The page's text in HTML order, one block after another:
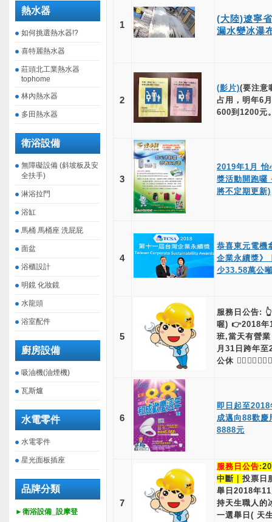
熱水器
如何挑選熱水器!?
喜特麗熱水器
莊頭北工業熱水器
tophome
林內熱水器
多田熱水器
衛浴設備
無障礙設備 (斜坡板及安
全扶手)
淋浴拉門
浴缸
馬桶 馬桶座 洗屁屁
面盆
浴櫃設計
明鏡 化妝鏡
水龍頭
浴室配件
廚房設備
吸油機(油煙機)
瓦斯爐
水電零件
水電零件
星光面板插座
品牌分類
►衛浴設備_設摩登
1
(大陸)遼寧
漏水變冰瀑
2
(影片)(要注意
占用，明年6
600到1200元
3
2019年1月 怡
獎活動開跑囉
將不定期更新)
4
恭喜東元電機
企業永續獎》
少33.58萬公
5
服務日公告:
喔) 👉2018年
班,當天有營
月31日跨年
公休
6
即日起至
成邁向88歡慶
8888元
7
服務日公告:
中斷｜ 投票日
舉日2018年
持天生職人的
一選舉日( 天